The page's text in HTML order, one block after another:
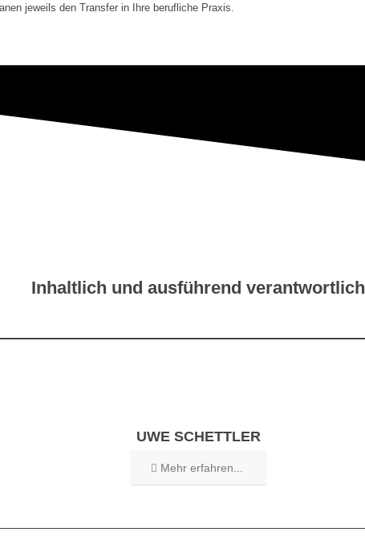
jeweils den Transfer in Ihre berufliche Praxis.
Inhaltlich und ausführend verantwortlich
UWE SCHETTLER
Mehr erfahren...